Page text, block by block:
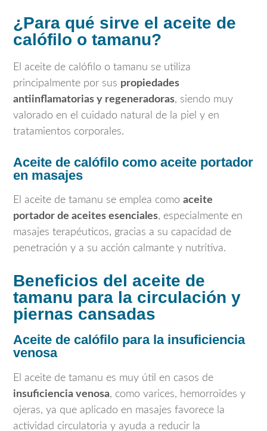
¿Para qué sirve el aceite de
calófilo o tamanu?
El aceite de calófilo o tamanu se utiliza
principalmente por sus propiedades
antiinflamatorias y regeneradoras, siendo muy
valorado en el cuidado natural de la piel y en
tratamientos corporales.
Aceite de calófilo como aceite portador
en masajes
El aceite de tamanu se emplea como aceite
portador de aceites esenciales, especialmente en
masajes terapéuticos, gracias a su capacidad de
penetración y a su acción calmante y nutritiva.
Beneficios del aceite de
tamanu para la circulación y
piernas cansadas
Aceite de calófilo para la insuficiencia
venosa
El aceite de tamanu es muy útil en casos de
insuficiencia venosa, como varices, hemorroides y
ojeras, ya que aplicado en masajes favorece la
actividad circulatoria y ayuda a reducir la